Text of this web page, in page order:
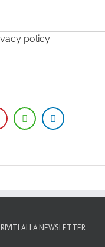
policy
ALLA NEWSLETTER